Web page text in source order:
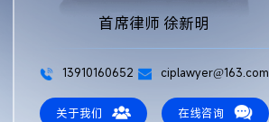
首席律师 徐新明
13910160652 ciplawyer@163.com
关于我们 在线咨询